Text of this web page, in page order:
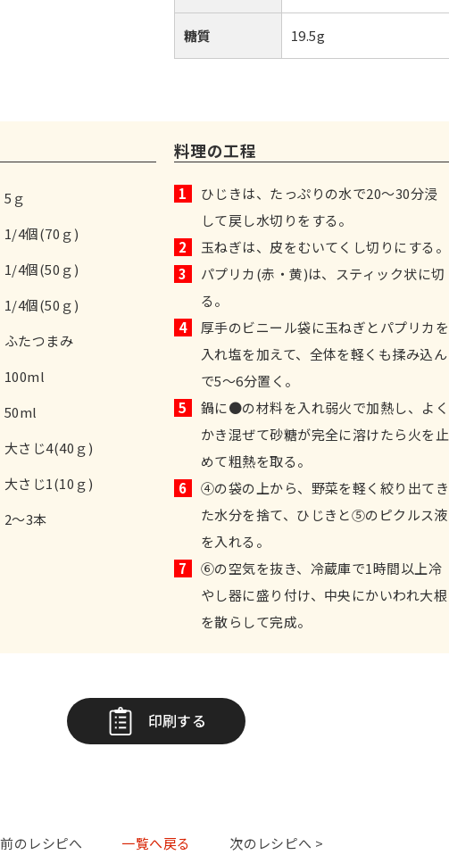
糖質 19.5g
5ｇ
1/4個(70ｇ)
1/4個(50ｇ)
1/4個(50ｇ)
ふたつまみ
100ml
50ml
大さじ4(40ｇ)
大さじ1(10ｇ)
2～3本
料理の工程
1
ひじきは、たっぷりの水で20～30分浸
して戻し水切りをする。
2
玉ねぎは、皮をむいてくし切りにする。
3
パプリカ(赤・黄)は、スティック状に切
る。
4
厚手のビニール袋に玉ねぎとパプリカを
入れ塩を加えて、全体を軽くも揉み込ん
で5～6分置く。
5
鍋に●の材料を入れ弱火で加熱し、よく
かき混ぜて砂糖が完全に溶けたら火を止
めて粗熱を取る。
6
④の袋の上から、野菜を軽く絞り出てき
た水分を捨て、ひじきと⑤のピクルス液
を入れる。
7
⑥の空気を抜き、冷蔵庫で1時間以上冷
やし器に盛り付け、中央にかいわれ大根
を散らして完成。
印刷する
のレシピへ 一覧へ戻る 次のレシピへ >